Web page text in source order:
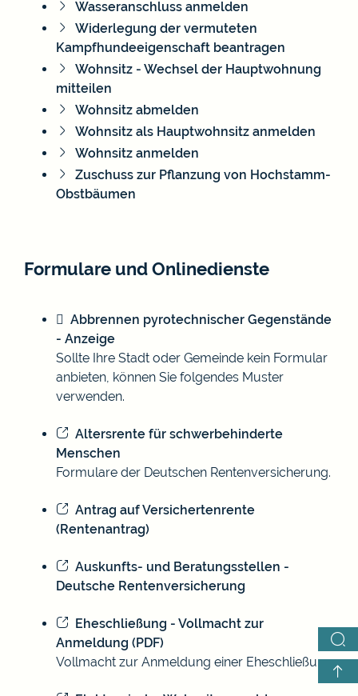
Wasseranschluss anmelden
Widerlegung der vermuteten
Kampfhundeeigenschaft beantragen
Wohnsitz - Wechsel der Hauptwohnung
mitteilen
Wohnsitz abmelden
Wohnsitz als Hauptwohnsitz anmelden
Wohnsitz anmelden
Zuschuss zur Pflanzung von Hochstamm-
Obstbäumen
Formulare und Onlinedienste
Abbrennen pyrotechnischer Gegenstände
- Anzeige
Sollte Ihre Stadt oder Gemeinde kein Formular
anbieten, können Sie folgendes Muster
verwenden.
Altersrente für schwerbehinderte
Menschen
Formulare der Deutschen Rentenversicherung.
Antrag auf Versichertenrente
(Rentenantrag)
Auskunfts- und Beratungsstellen -
Deutsche Rentenversicherung
Eheschließung - Vollmacht zur
Anmeldung (PDF)
Vollmacht zur Anmeldung einer Eheschließung